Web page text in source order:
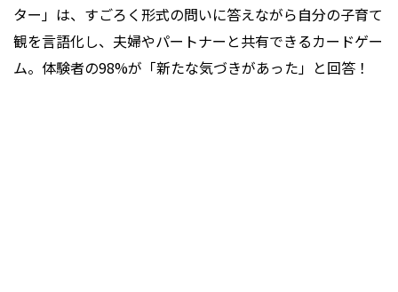
ター」は、すごろく形式の問いに答えながら自分の子育て
観を言語化し、夫婦やパートナーと共有できるカードゲー
ム。体験者の98%が「新たな気づきがあった」と回答！